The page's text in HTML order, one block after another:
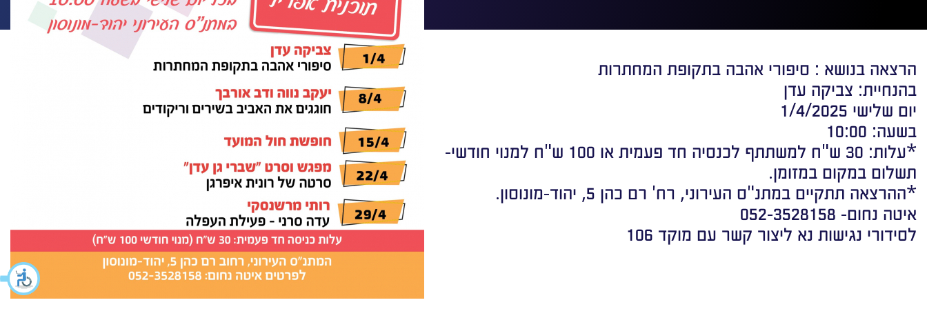
הרצאה בנושא : סיפורי אהבה בתקופת המחתרות
בהנחיית: צביקה עדן
יום שלישי 1/4/2025
בשעה: 10:00
*עלות: 30 ש"ח למשתתף לכנסיה חד פעמית או 100 ש"ח למנוי חודשי-
תשלום במקום במזומן.
*ההרצאה תתקיים במתנ"ס העירוני, רח' רם כהן 5, יהוד-מונוסון.
איטה נחום- 052-3528158
לסידורי נגישות נא ליצור קשר עם מוקד 106